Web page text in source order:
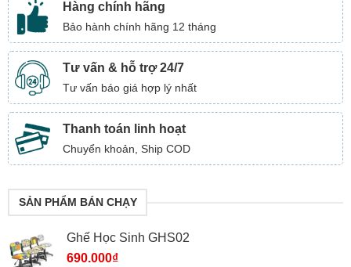
Hàng chính hãng
Bảo hành chính hãng 12 tháng
Tư vấn & hỗ trợ 24/7
Tư vấn báo giá hợp lý nhất
Thanh toán linh hoạt
Chuyển khoản, Ship COD
SẢN PHẨM BÁN CHẠY
Ghế Học Sinh GHS02
690.000₫